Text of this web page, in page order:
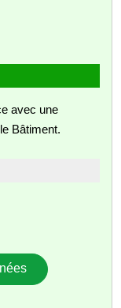
avec une
Bâtiment.